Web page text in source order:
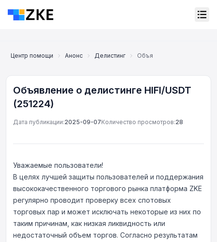
Центр помощи Анонс Делистинг Объявление о делистинге
Объявление о делистинге HIFI/USDT
(251224)
Дата публикации:2025-09-07Количество просмотров:28
Уважаемые пользователи!
В целях лучшей защиты пользователей и поддержания
высококачественного торгового рынка платформа ZKE
регулярно проводит проверку всех спотовых
торговых пар и может исключать некоторые из них по
таким причинам, как низкая ликвидность или
недостаточный объем торгов. Согласно результатам
Онлайн-поддержка